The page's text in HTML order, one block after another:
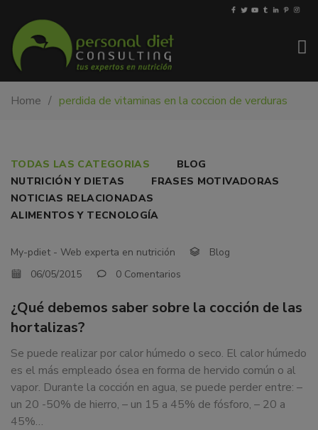
PDiet.com
y
Barcelona.
Mejoramos
la
nutrición
personas
y
nos
dedicamos
a
docencia
formación
Home perdida de vitaminas en la coccion de verduras
¿QUÉ
DEBEMOS
SABER
SOBRE
LA
COCCIÓN
DE
LAS
HORTALIZAS?
TODAS LAS CATEGORIAS
BLOG
NUTRICIÓN Y DIETAS
FRASES MOTIVADORAS
NOTICIAS RELACIONADAS
ALIMENTOS Y TECNOLOGÍA
My-pdiet - Web experta en nutrición
Blog
06/05/2015
0 Comentarios
¿Qué debemos saber sobre la cocción de las
hortalizas?
Se puede realizar por calor húmedo o seco. El calor húmedo
es el más empleado ósea en forma de hervido común o al
vapor. Durante la cocción en agua, se puede perder entre: –
un 20 -50% de hierro, – un 15 a 45% de fósforo, – 20 a
45%…